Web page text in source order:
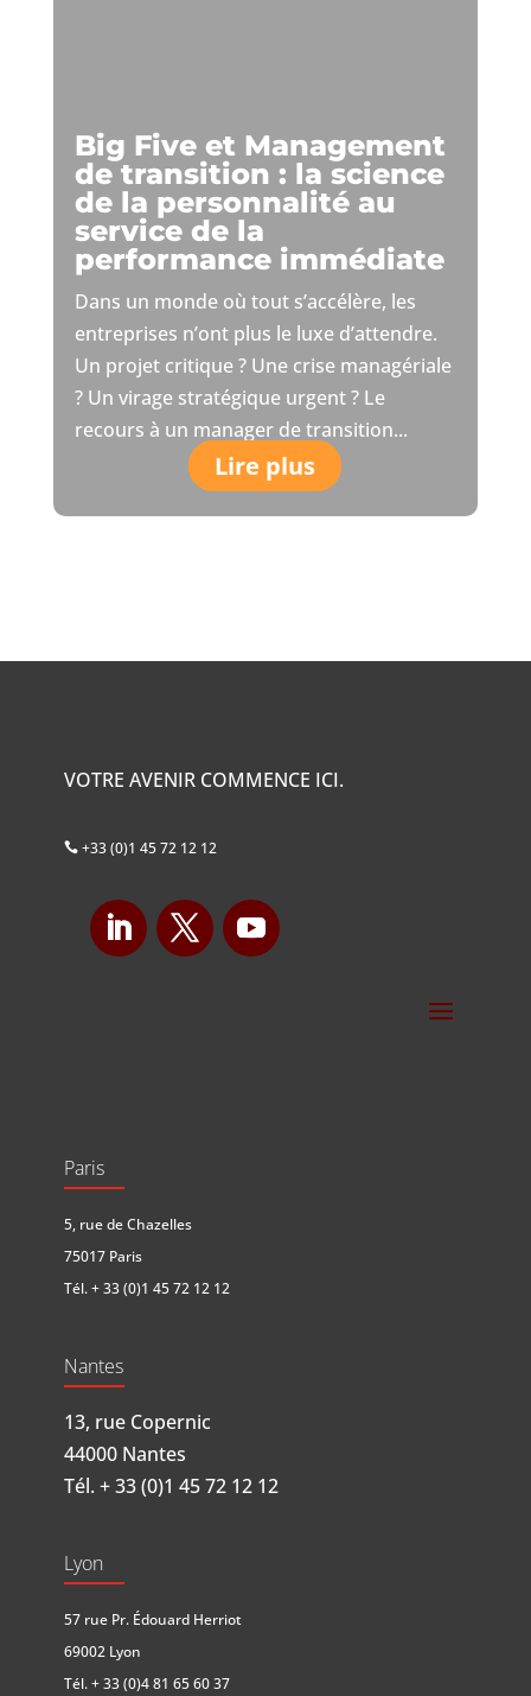
Big Five et Management
de transition : la science
de la personnalité au
service de la
performance immédiate
Dans un monde où tout s’accélère, les
entreprises n’ont plus le luxe d’attendre.
Un projet critique ? Une crise managériale
? Un virage stratégique urgent ? Le
recours à un manager de transition...
Lire plus
VOTRE AVENIR COMMENCE ICI.
+33 (0)1 45 72 12 12
Paris
5, rue de Chazelles
75017 Paris
Tél.+ 33 (0)1 45 72 12 12
Nantes
13, rue Copernic
44000 Nantes
Tél. + 33 (0)1 45 72 12 12
Lyon
57 rue Pr. Édouard Herriot
69002 Lyon
Tél.+ 33 (0)4 81 65 60 37